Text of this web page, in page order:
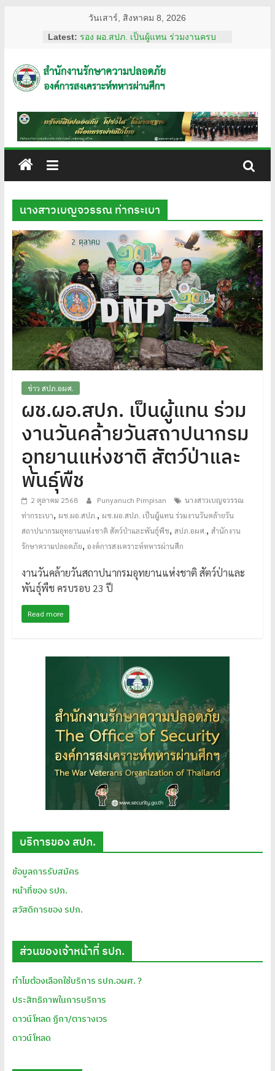
วันเสาร์, สิงหาคม 8, 2026
Latest: รอง ผอ.สปภ. เป็นผู้แทน ร่วมงานครบ
ผอ.สปภ. เดินทางตรวจเยี่ยมเจ้าหน้าที่
รปภ. ณ ศูนย์การแพทย์ปัญญานันทภิกขุ
ศรีนครินทรวิโรฒ
การทงทะเบียน แอป รปภ.สปภ.
เลขานุการ อผศ. และคุณปริศนา กล่ำ
พินิจ พร้อมด้วยสื่อมวลชน เข้าเยี่ยมชม
ปลอดภัย อผศ.
รักษาความปลอดภัย ตรวจเยี่ยมการ
ปฏิบัติงานเจ้าหน้าที่รักษาความปลอดภัย
ณ สวนวชิรเบญจทัศ (สวนรถไฟ)
สำนักงาน
รักษา
ความ
ปลอดภัย
อผศ.
ทรัพย์สิน
ปลอดภัย
โปร่งใส
ได้
มาตรฐาน
เพื่อ
ทหารผ่านศึก
ไทย
นางสาวเบญจวรรณ ท่ากระเบา
ข่าว สปภ.อผศ.
ผช.ผอ.สปภ. เป็นผู้แทน ร่วม
งานวันคล้ายวันสถาปนากรม
อุทยานแห่งชาติ สัตว์ป่าและ
พันธุ์พืช
2 ตุลาคม 2568 Punyanuch Pimpisan
นางสาวเบญจวรรณ
ท่ากระเบา, ผช.ผอ.สปภ., ผช.ผอ.สปภ. เป็นผู้แทน ร่วมงานวันคล้ายวัน
สถาปนากรมอุทยานแห่งชาติ สัตว์ป่าและพันธุ์พืช, สปภ.อผศ., สำนักงาน
รักษาความปลอดภัย, องค์การสงเคราะห์ทหารผ่านศึก
งานวันคล้ายวันสถาปนากรมอุทยานแห่งชาติ สัตว์ป่าและ
พันธุ์พืช ครบรอบ 23 ปี
Read more
บริการของ สปภ.
ข้อมูลการรับสมัคร
หน้าที่ของ รปภ.
สวัสดิการของ รปภ.
ส่วนของเจ้าหน้าที่ รปภ.
ทำไมต้องเลือกใช้บริการ รปภ.อผศ. ?
ประสิทธิภาพในการบริการ
ดาวน์โหลด ฏีกา/ตารางเวร
ดาวน์โหลด